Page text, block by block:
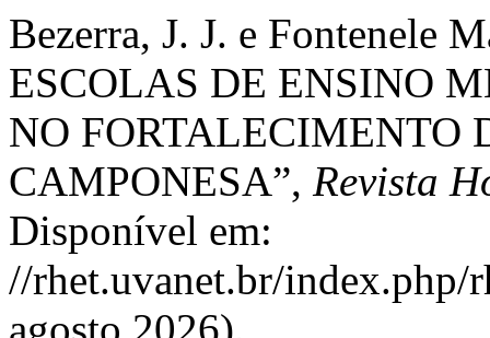
Bezerra, J. J. e Fontenele
ESCOLAS DE ENSINO
NO FORTALECIMENTO
CAMPONESA”, Revista
Disponível em:
//rhet.uvanet.br/index.php/